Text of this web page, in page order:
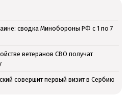
сводка Минобороны РФ с 1 по 7
ветеранов СВО получат
совершит первый визит в Сербию